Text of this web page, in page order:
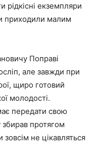
рідкісні екземпляри
приходили малим
Поправі
але завжди при
щиро готовий
молодості.
передати свою
збирав протягом
не цікавляться